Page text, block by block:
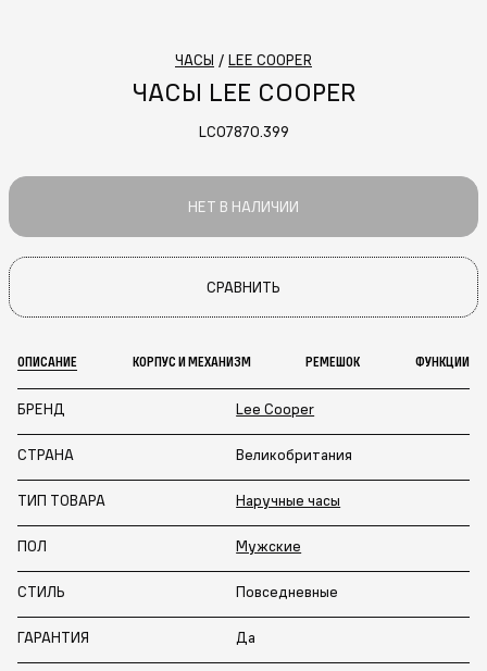
ЧАСЫ / LEE COOPER
ЧАСЫ LEE COOPER
LC07870.399
НЕТ В НАЛИЧИИ
СРАВНИТЬ
ОПИСАНИЕ КОРПУС И МЕХАНИЗМ РЕМЕШОК ФУНКЦИИ
БРЕНД Lee Cooper
СТРАНА Великобритания
ТИП ТОВАРА Наручные часы
ПОЛ Мужские
СТИЛЬ Повседневные
ГАРАНТИЯ Да